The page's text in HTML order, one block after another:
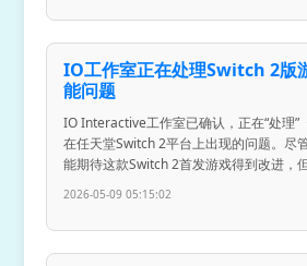
IO工作室正在处理Switch 2版
能问题
IO Interactive工作室已确认，正在“处理”
在任天堂Switch 2平台上出现的问题。尽
能期待这款Switch 2首发游戏得到改进，
2026-05-09 05:15:02